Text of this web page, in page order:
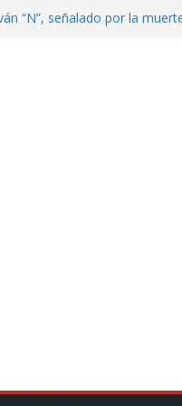
“N”, señalado por la
Veracruz; aumentan a 33 los
secos